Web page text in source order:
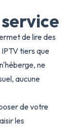
de lire des
tiers que
ne
aucune
de votre
les